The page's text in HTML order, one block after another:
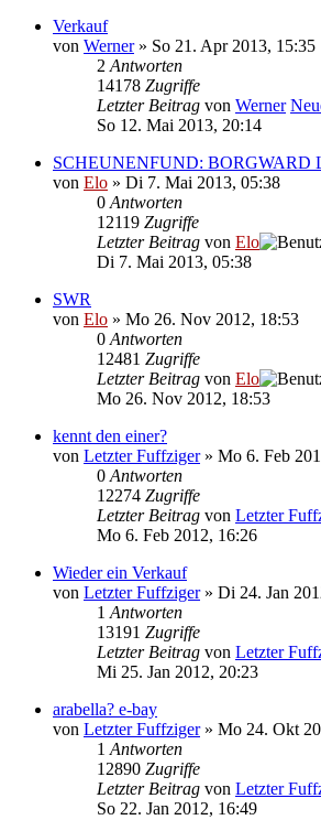
Verkauf
von Werner» So 21. Apr 2013, 15:35
2 Antworten
14178 Zugriffe
Letzter Beitrag von Werner
So 12. Mai 2013, 20:14
SCHEUNENFUND:
von Elo » Di 7. Mai 2013, 05:38
0 Antworten
12119 Zugriffe
Letzter Beitrag von Elo
Di 7. Mai 2013, 05:38
SWR
von Elo » Mo 26. Nov 2012, 18:53
0 Antworten
12481 Zugriffe
Letzter Beitrag von Elo
Mo 26. Nov 2012, 18:53
kennt den einer?
von Letzter Fuffziger» Mo 6. Feb
0 Antworten
12274 Zugriffe
Letzter Beitrag von Letzter
Mo 6. Feb 2012, 16:26
Wieder ein Verkauf
von Letzter Fuffziger» Di 24. Jan
1 Antworten
13191 Zugriffe
Letzter Beitrag von Letzter
Mi 25. Jan 2012, 20:23
arabella? e-bay
von Letzter Fuffziger» Mo 24. Okt
1 Antworten
12890 Zugriffe
Letzter Beitrag von Letzter
So 22. Jan 2012, 16:49